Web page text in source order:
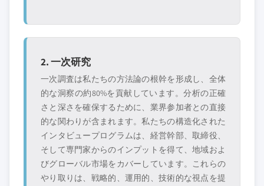
2. 一次研究
一次調査は私たちの方法論の根幹を形成し、全体
的な洞察の約80%を貢献しています。分析の正確
さと深さを確保するために、業界参加者との直接
的な関わりが含まれます。私たちの構造化された
インタビュープログラムは、経営幹部、取締役、
そして専門家からのインプットを得て、地域およ
びグローバル市場をカバーしています。これらの
やり取りは、戦略的、運用的、技術的な視点を提